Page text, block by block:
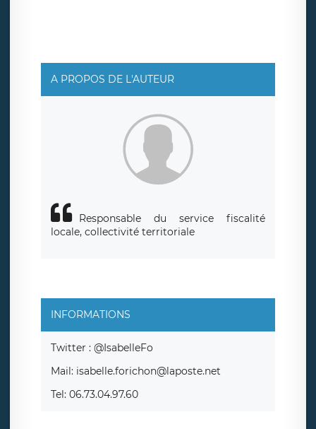
rue Léopold Sédar Senghor, joignable à l’adresse mail :
responsabledetraitement@legavox.fr. Vous avez
également le droit d’introduire une réclamation auprès
d’une autorité de contrôle.
A PROPOS DE L'AUTEUR
Responsable du service fiscalité
locale, collectivité territoriale
INFORMATIONS
Twitter : @IsabelleFo
Mail: isabelle.forichon@laposte.net
Tel: 06.73.04.97.60